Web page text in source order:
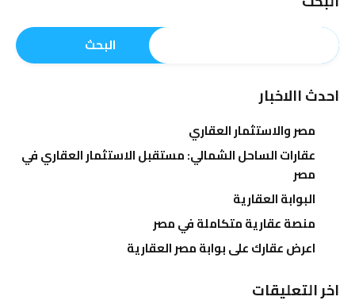
البحث
احدث االاخبار
مصر والاستثمار العقاري
عقارات الساحل الشمالي: مستقبل الاستثمار العقاري في
مصر
البوابة العقارية
منصة عقارية متكاملة في مصر
اعرض عقارك على بوابة مصر العقارية
اخر التعليقات